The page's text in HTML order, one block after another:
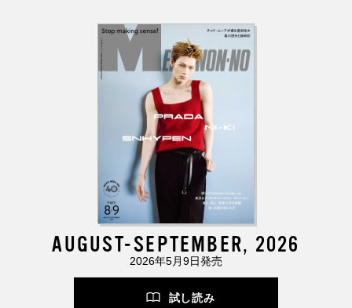
AUGUST-SEPTEMBER, 2026
2026年5月9日発売
試し読み